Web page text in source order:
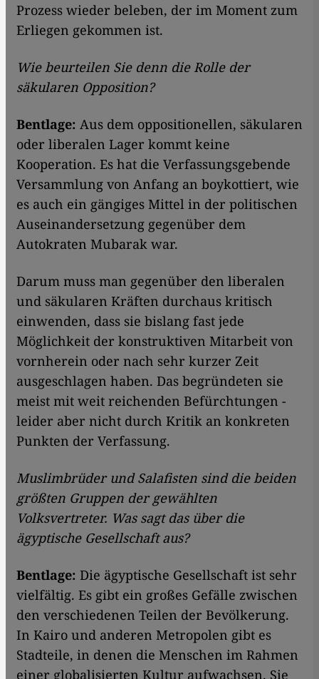
Prozess wieder beleben, der im Moment zum
Erliegen gekommen ist.
Wie beurteilen Sie denn die Rolle der
säkularen Opposition?
Bentlage: Aus dem oppositionellen, säkularen
oder liberalen Lager kommt keine
Kooperation. Es hat die Verfassungsgebende
Versammlung von Anfang an boykottiert, wie
es auch ein gängiges Mittel in der politischen
Auseinandersetzung gegenüber dem
Autokraten Mubarak war.
Darum muss man gegenüber den liberalen
und säkularen Kräften durchaus kritisch
einwenden, dass sie bislang fast jede
Möglichkeit der konstruktiven Mitarbeit von
vornherein oder nach sehr kurzer Zeit
ausgeschlagen haben. Das begründeten sie
meist mit weit reichenden Befürchtungen -
leider aber nicht durch Kritik an konkreten
Punkten der Verfassung.
Muslimbrüder und Salafisten sind die beiden
größten Gruppen der gewählten
Volksvertreter. Was sagt das über die
ägyptische Gesellschaft aus?
Bentlage: Die ägyptische Gesellschaft ist sehr
vielfältig. Es gibt ein großes Gefälle zwischen
den verschiedenen Teilen der Bevölkerung.
In Kairo und anderen Metropolen gibt es
Stadteile, in denen die Menschen im Rahmen
einer globalisierten Kultur aufwachsen. Sie